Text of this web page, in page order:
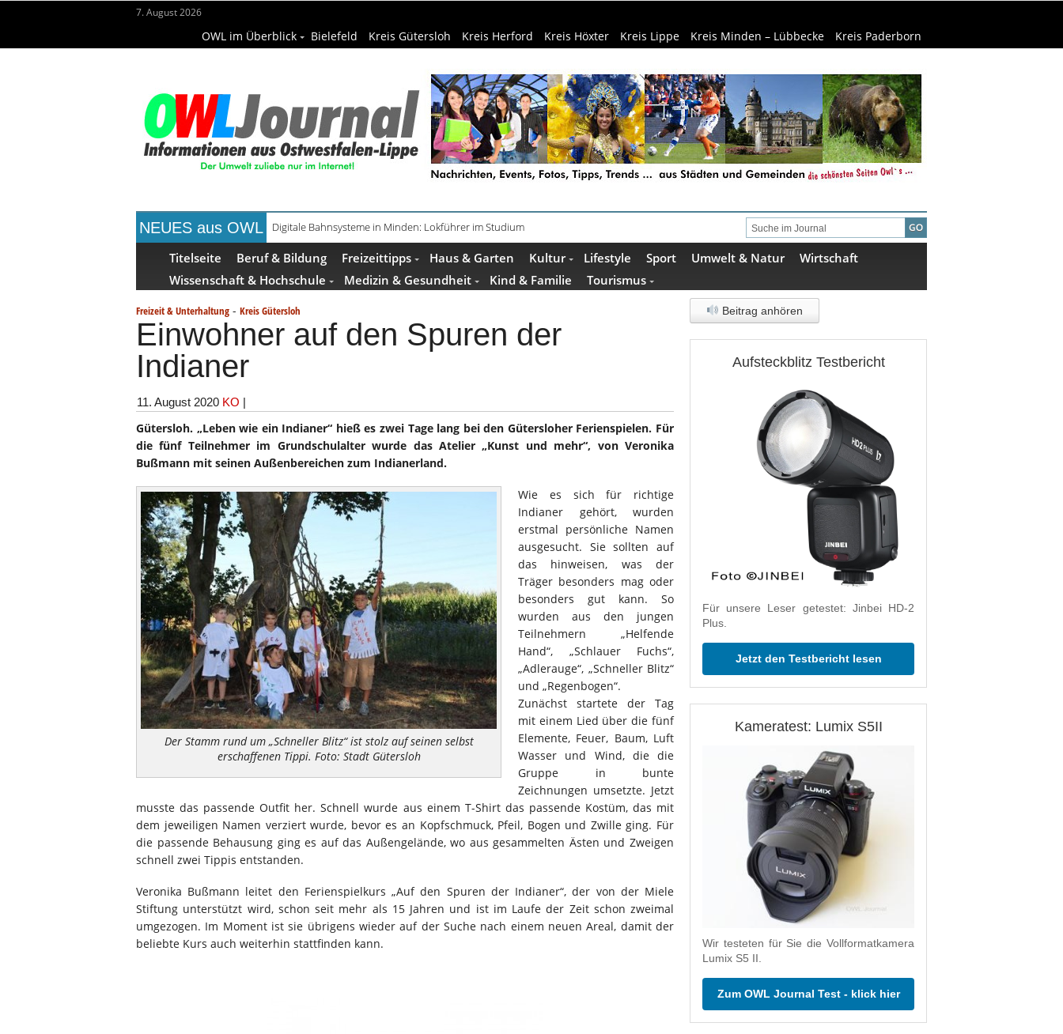
7. August 2026
OWL im Überblick Bielefeld Kreis Gütersloh Kreis Herford Kreis Höxter Kreis Lippe Kreis Minden – Lübbecke Kreis Paderborn
NEUES aus OWL Digitale Bahnsysteme in Minden: Lokführer im Studium
Titelseite Beruf & Bildung Freizeittipps Haus & Garten Kultur Lifestyle Sport Umwelt & Natur
Wirtschaft
Wissenschaft & Hochschule
Medizin & Gesundheit Kind & Familie Tourismus
Freizeit & Unterhaltung - Kreis Gütersloh
Einwohner auf den Spuren der
Indianer
11. August 2020 KO |
Gütersloh. „Leben wie ein Indianer“ hieß es zwei Tage lang bei den Gütersloher Ferienspielen. Für
die fünf Teilnehmer im Grundschulalter wurde das Atelier „Kunst und mehr“, von Veronika
Bußmann mit seinen Außenbereichen zum Indianerland.
Der Stamm rund um „Schneller Blitz“ ist stolz auf seinen selbst
erschaffenen Tippi. Foto: Stadt Gütersloh
Wie es sich für richtige
Indianer gehört, wurden
erstmal persönliche Namen
ausgesucht. Sie sollten auf
das hinweisen, was der
Träger besonders mag oder
besonders gut kann. So
wurden aus den jungen
Teilnehmern „Helfende
Hand“, „Schlauer Fuchs“,
„Adlerauge“, „Schneller Blitz“
und „Regenbogen“.
Zunächst startete der Tag
mit einem Lied über die fünf
Elemente, Feuer, Baum, Luft
Wasser und Wind, die die
Gruppe in bunte
Zeichnungen umsetzte. Jetzt
musste das passende Outfit her. Schnell wurde aus einem T-Shirt das passende Kostüm, das mit
dem jeweiligen Namen verziert wurde, bevor es an Kopfschmuck, Pfeil, Bogen und Zwille ging. Für
die passende Behausung ging es auf das Außengelände, wo aus gesammelten Ästen und Zweigen
schnell zwei Tippis entstanden.
Veronika Bußmann leitet den Ferienspielkurs „Auf den Spuren der Indianer“, der von der Miele
Stiftung unterstützt wird, schon seit mehr als 15 Jahren und ist im Laufe der Zeit schon zweimal
umgezogen. Im Moment ist sie übrigens wieder auf der Suche nach einem neuen Areal, damit der
beliebte Kurs auch weiterhin stattfinden kann.
Beitrag anhören
Aufsteckblitz Testbericht
Für unsere Leser getestet: Jinbei HD-2
Plus.
Jetzt den Testbericht lesen
Kameratest: Lumix S5II
Wir testeten für Sie die Vollformatkamera
Lumix S5 II.
Zum OWL Journal Test - klick hier